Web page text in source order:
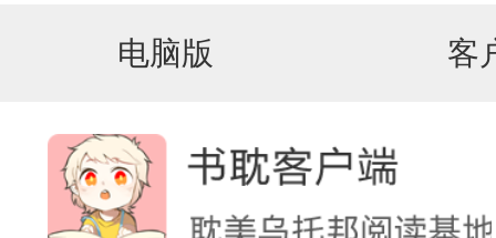
电脑版 客